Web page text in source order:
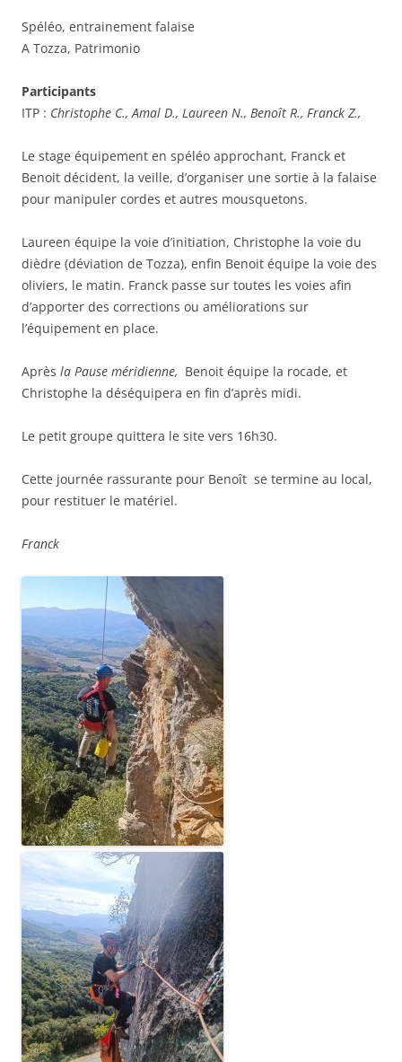
Spéléo, entrainement falaise
A Tozza, Patrimonio
Participants
ITP : Christophe C., Amal D., Laureen N., Benoît R., Franck Z.,
Le stage équipement en spéléo approchant, Franck et
Benoit décident, la veille, d’organiser une sortie à la falaise
pour manipuler cordes et autres mousquetons.
Laureen équipe la voie d’initiation, Christophe la voie du
dièdre (déviation de Tozza), enfin Benoit équipe la voie des
oliviers, le matin. Franck passe sur toutes les voies afin
d’apporter des corrections ou améliorations sur
l’équipement en place.
Après la Pause méridienne, Benoit équipe la rocade, et
Christophe la déséquipera en fin d’après midi.
Le petit groupe quittera le site vers 16h30.
Cette journée rassurante pour Benoît se termine au local,
pour restituer le matériel.
Franck